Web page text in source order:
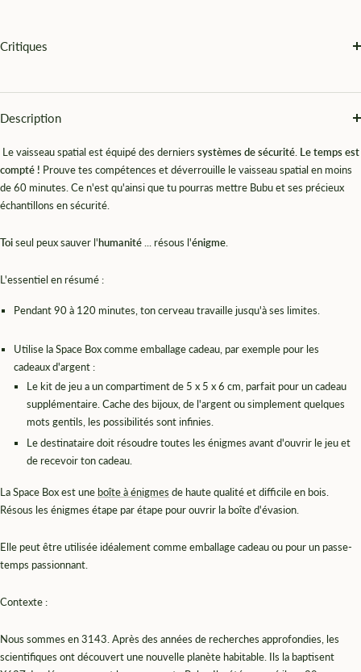
Critiques
Description
Le vaisseau spatial est équipé des derniers systèmes de sécurité. Le temps est
compté ! Prouve tes compétences et déverrouille le vaisseau spatial en moins
de 60 minutes. Ce n'est qu'ainsi que tu pourras mettre Bubu et ses précieux
échantillons en sécurité.
Toiseul peux sauver l'humanité... résous l'énigme.
L'essentiel en résumé :
Pendant 90 à 120 minutes, ton cerveau travaille jusqu'à ses limites.
Utilise la Space Box comme emballage cadeau, par exemple pour les
cadeaux d'argent :
Le kit de jeu a un compartiment de 5 x 5 x 6 cm, parfait pour un cadeau
supplémentaire. Cache des bijoux, de l'argent ou simplement quelques
mots gentils, les possibilités sont infinies.
Le destinataire doit résoudre toutes les énigmes avant d'ouvrir le jeu et
de recevoir ton cadeau.
La Space Box est une boîte à énigmes de haute qualité et difficileen bois.
Résous les énigmes étape par étape pour ouvrir la boîte d'évasion.
Elle peut être utilisée idéalement comme emballage cadeau ou pour un passe-
temps passionnant.
Contexte :
Nous sommes en 3143. Après des années de recherches approfondies, les
scientifiques ont découvert une nouvelle planète habitable. Ils la baptisent